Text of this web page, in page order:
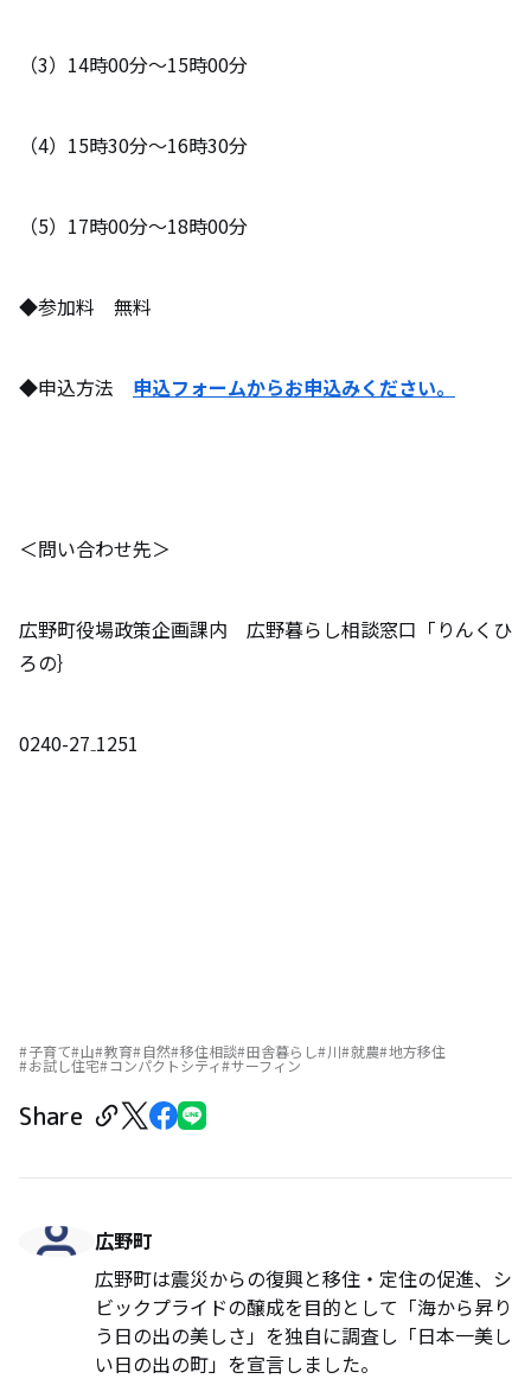
（3）14時00分～15時00分
（4）15時30分～16時30分
（5）17時00分～18時00分
◆参加料 無料
◆申込方法 申込フォームからお申込みください。
＜問い合わせ先＞
広野町役場政策企画課内 広野暮らし相談窓口「りんくひ
ろの｝
0240-27₋1251
子育て 山 教育 自然 移住相談 田舎暮らし 川 就農 地方移住
お試し住宅 コンパクトシティ サーフィン
Share
広野町
広野町は震災からの復興と移住・定住の促進、シ
ビックプライドの醸成を目的として「海から昇り
う日の出の美しさ」を独自に調査し「日本一美し
い日の出の町」を宣言しました。